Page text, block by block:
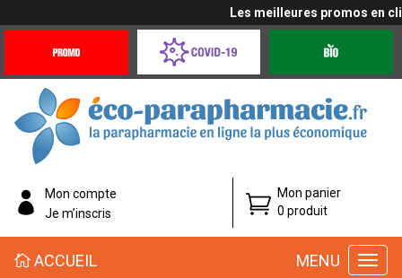
Les meilleures promos en
Offres
Coronavirus
éco-
parapharmacie.fr
éco-
Mon compte
Je m’inscris
Mon panier
0 produit
MENU
ACCUEIL